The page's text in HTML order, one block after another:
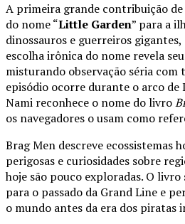
A primeira grande contribuição
do nome “Little Garden” para a
dinossauros e guerreiros
escolha irônica do nome revela
misturando observação séria com
episódio ocorre durante o arco
Nami reconhece o nome do livro
os navegadores o usam como
Brag Men descreve ecossistemas
perigosas e curiosidades sobre
hoje são pouco exploradas. O
para o passado da Grand Line e
o mundo antes da era dos piratas